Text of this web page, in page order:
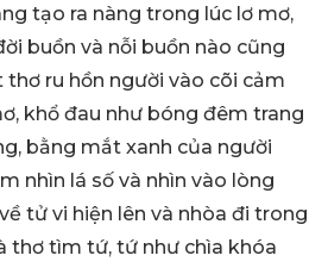
tạo ra nàng trong lúc lơ mơ,
buồn và nỗi buồn nào cũng
thơ ru hồn người vào cõi cảm
khổ đau như bóng đêm trang
bằng mắt xanh của người
nhìn lá số và nhìn vào lòng
tử vi hiện lên và nhòa đi trong
thơ tìm tứ, tứ như chìa khóa